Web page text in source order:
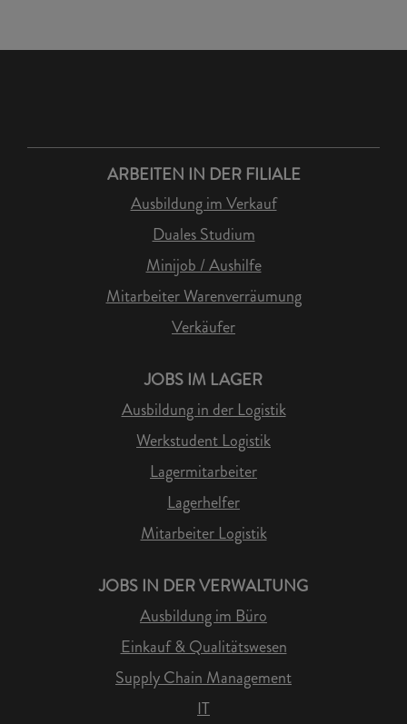
ARBEITEN IN DER FILIALE
Ausbildung im Verkauf
Duales Studium
Minijob / Aushilfe
Mitarbeiter Warenverräumung
Verkäufer
JOBS IM LAGER
Ausbildung in der Logistik
Werkstudent Logistik
Lagermitarbeiter
Lagerhelfer
Mitarbeiter Logistik
JOBS IN DER VERWALTUNG
Ausbildung im Büro
Einkauf & Qualitätswesen
Supply Chain Management
IT